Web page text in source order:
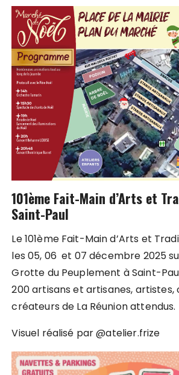
101ème Fait-Main d’Arts et
Saint-Paul
Le 101ème Fait-Main d’Arts et
les 05, 06 et 07 décembre 2025
Grotte du Peuplement à Saint-
200 artisans et artisanes,
créateurs de La Réunion attendus.
Visuel réalisé par @atelier.frize